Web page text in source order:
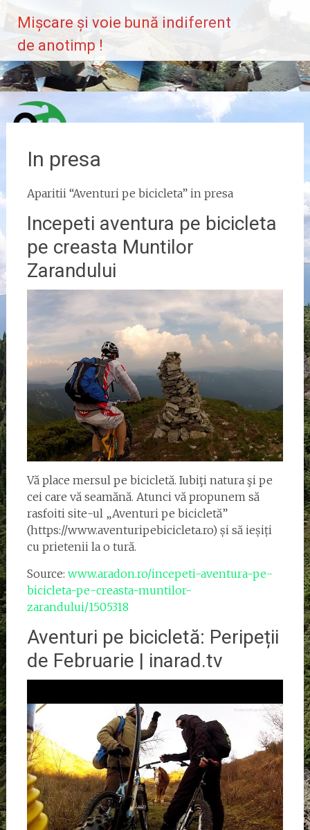
content
Mișcare și voie bună indiferent
de anotimp !
In presa
Aparitii “Aventuri pe bicicleta” in presa
Incepeti aventura pe bicicleta
pe creasta Muntilor
Zarandului
Vă place mersul pe bicicletă. Iubiţi natura şi pe
cei care vă seamănă. Atunci vă propunem să
rasfoiti site-ul „Aventuri pe bicicletă”
(https://www.aventuripebicicleta.ro) și să ieșiți
cu prietenii la o tură.
Source: www.aradon.ro/incepeti-aventura-pe-
bicicleta-pe-creasta-muntilor-
zarandului/1505318
Aventuri pe bicicletă: Peripeții
de Februarie | inarad.tv